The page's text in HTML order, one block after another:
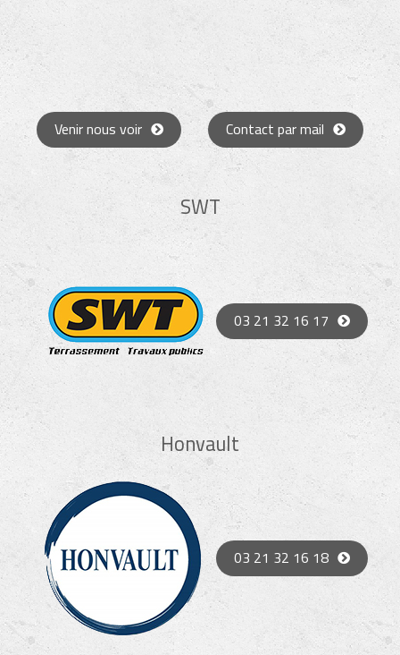
Venir nous voir Contact par mail
SWT
03 21 32 16 17
Honvault
03 21 32 16 18